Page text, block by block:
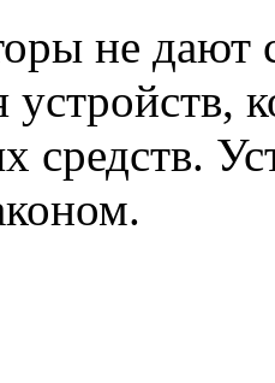
не дают
устройств,
средств.